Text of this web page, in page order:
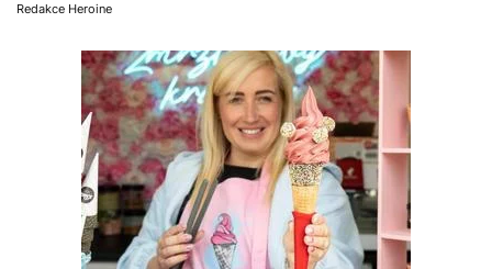
Redakce Heroine